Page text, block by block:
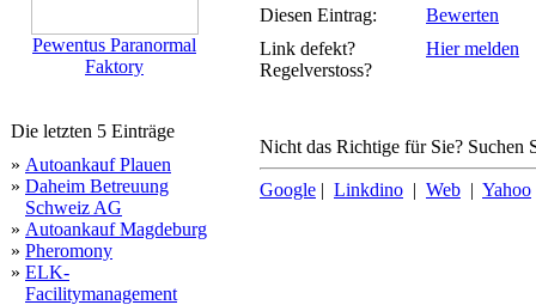
Pewentus Paranormal
Faktory
Die letzten 5 Einträge
» Autoankauf Plauen
» Daheim Betreuung
Schweiz AG
» Autoankauf Magdeburg
» Pheromony
» ELK-
Facilitymanagement
Diesen Eintrag:
Bewerten
Link defekt?
Regelverstoss?
Hier melden
Nicht das Richtige für Sie? Suchen
Google | Linkdino | Web | Yahoo